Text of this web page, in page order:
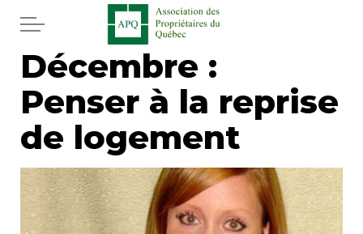
Aller au contenu principal
Accueil
Services
Journal
Décembre :
Penser à la reprise
de logement